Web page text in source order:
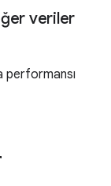
veriler
performansı